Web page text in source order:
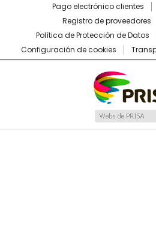
Pago electrónico clientes
Registro de proveedores
Política de Protección de Datos
Configuración de cookies